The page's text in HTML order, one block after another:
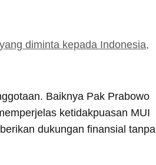
diminta kepada Indonesia,
Baiknya Pak Prabowo
ketidakpuasan MUI
dukungan finansial tanpa